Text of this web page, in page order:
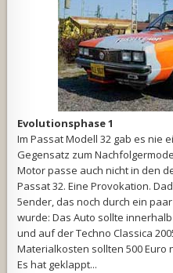
Evolutionsphase 1
Im Passat Modell 32 gab es nie
Gegensatz zum
Motor passe auch nicht in den
Passat 32. Eine Provokation.
5ender, das noch durch ein
wurde: Das Auto sollte
und auf der Techno Classica
Materialkosten sollten 500 Euro
Es hat geklappt...